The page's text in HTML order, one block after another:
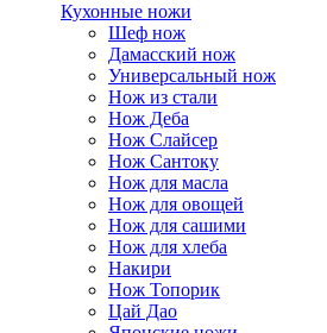
Кухонные ножи
Шеф нож
Дамасский нож
Универсальный нож
Нож из стали
Нож Деба
Нож Слайсер
Нож Сантоку
Нож для масла
Нож для овощей
Нож для сашими
Нож для хлеба
Накири
Нож Топорик
Цай Дао